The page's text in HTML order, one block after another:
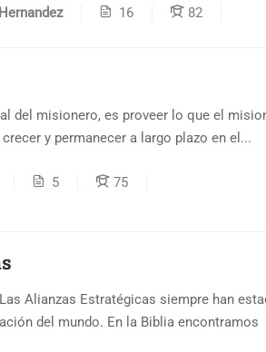
16 82
del misionero, es proveer lo que el
y permanecer a largo plazo en el...
5 75
Alianzas Estratégicas siempre han
del mundo. En la Biblia encontramos